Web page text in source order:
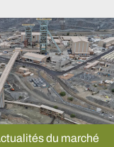
du marché